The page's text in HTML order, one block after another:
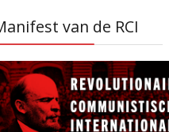
van de RCI